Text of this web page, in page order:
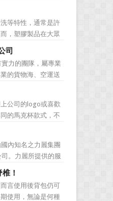
為莘莘學子嚮往，
認同的國際知名一
製了 糖果色多層搭
等特性，通常是許
，塑膠製品在大眾
購易將於您分享關
一、塑膠編號的
度，而是指不同塑
司
力的團隊，屬專業
的貨物海、空運送
客戶放心”的經營
忱的優良服務品
商機的腳步，並可
公司的logo或喜歡
的馬克杯款式，不
客製化馬克杯，製
克杯需要花費多久
心也會蠢蠢欲動的
內知名之力麗集團
。力麗所提供的服
安產品代理、資訊
統，網路規劃等加
普普通...
！
言使用後背包仍可
使用，無論是何種